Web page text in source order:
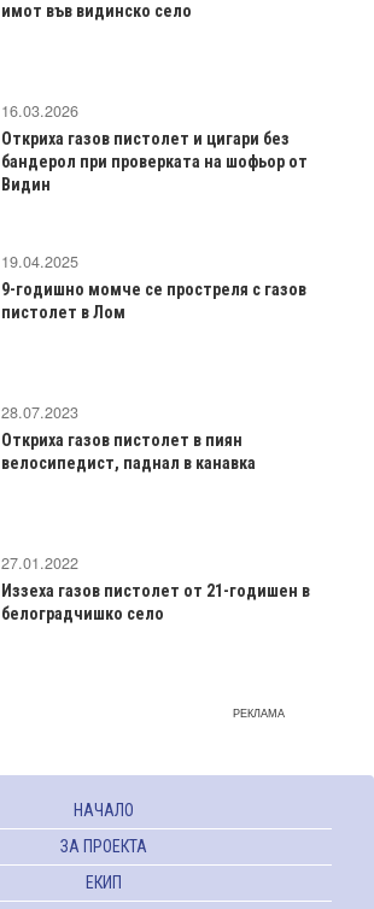
имот във видинско село
16.03.2026
Откриха газов пистолет и цигари без
бандерол при проверката на шофьор от
Видин
19.04.2025
9-годишно момче се простреля с газов
пистолет в Лом
28.07.2023
Откриха газов пистолет в пиян
велосипедист, паднал в канавка
27.01.2022
Иззеха газов пистолет от 21-годишен в
белоградчишко село
РЕКЛАМА
НАЧАЛО
ЗА ПРОЕКТА
ЕКИП